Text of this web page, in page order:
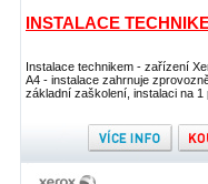
INSTALACE
Instalace technikem - zařízení
A4 - instalace zahrnuje
základní zaškolení, instalaci na 1